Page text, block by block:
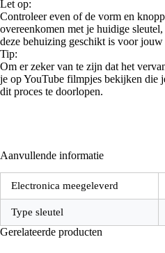
Let op:
Controleer even of de vorm en
overeenkomen met je huidige
deze behuizing geschikt is voor jouw
Tip:
Om er zeker van te zijn dat het
je op YouTube filmpjes bekijken die
dit proces te doorlopen.
Aanvullende informatie
Electronica meegeleverd
Type sleutel
Gerelateerde producten